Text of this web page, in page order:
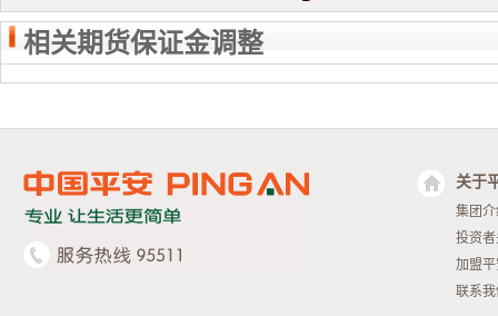
相关期货保证金调整
关于
集团
投资
加盟
联系